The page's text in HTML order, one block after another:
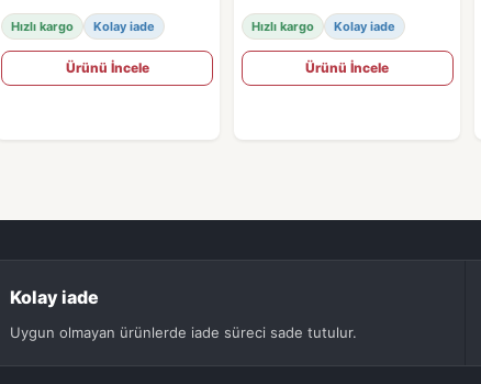
Hızlı kargo Kolay iade
Ürünü İncele
Hızlı kargo Kolay iade
Ürünü İncele
Kolay iade
Uygun olmayan ürünlerde iade süreci sade tutulur.